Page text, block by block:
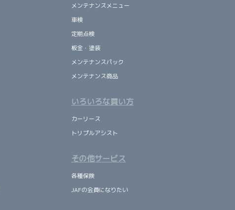
メンテナンスメニュー
車検
定期点検
板金・塗装
メンテナンスパック
メンテナンス商品
いろいろな買い方
カーリース
トリプルアシスト
その他サービス
各種保険
JAFの会員になりたい